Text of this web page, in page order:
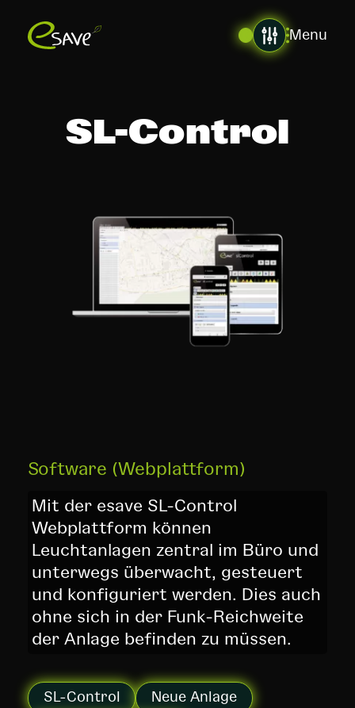
Menu
SL-Control
Software (Webplattform)
Mit der esave SL-Control
Webplattform können
Leuchtanlagen zentral im Büro und
unterwegs überwacht, gesteuert
und konfiguriert werden. Dies auch
ohne sich in der Funk-Reichweite
der Anlage befinden zu müssen.
SL-Control Neue Anlage